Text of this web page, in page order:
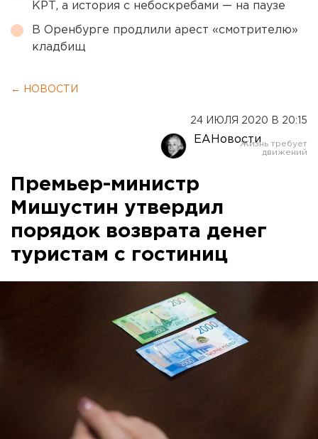
КРТ, а история с небоскребами — на паузе
В Оренбурге продлили арест «смотрителю»
кладбищ
← НОВОСТИ
24 ИЮЛЯ 2020 В 20:15
ЕАНовости
Премьер-министр
Мишустин утвердил
порядок возврата денег
туристам с гостиниц